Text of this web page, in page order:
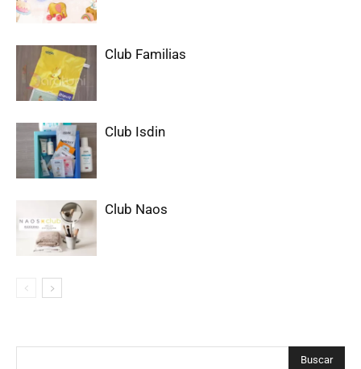
Club Familias
Club Isdin
Club Naos